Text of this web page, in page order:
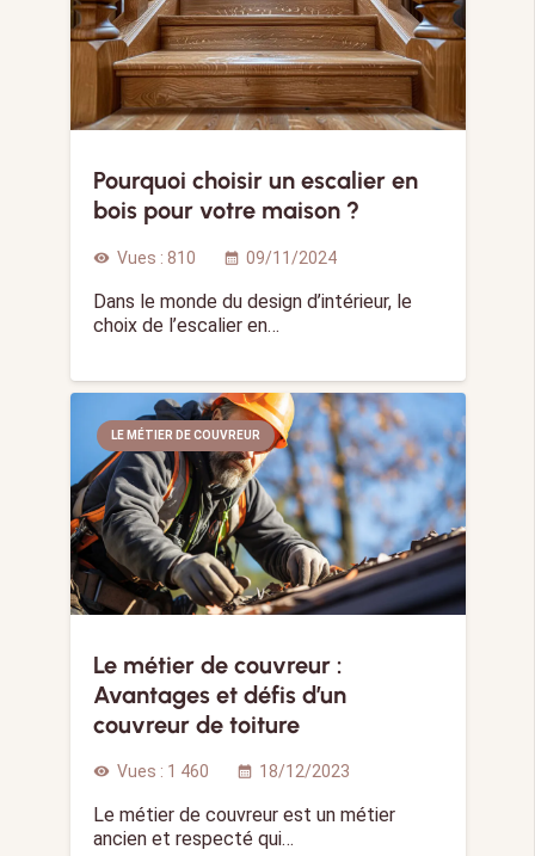
Pourquoi choisir un escalier en
bois pour votre maison ?
visibility Vues : 810 calendar_month 09/11/2024
Dans le monde du design d’intérieur, le
choix de l’escalier en…
LE MÉTIER DE COUVREUR
Le métier de couvreur :
Avantages et défis d’un
couvreur de toiture
visibility Vues : 1 460 calendar_month 18/12/2023
Le métier de couvreur est un métier
ancien et respecté qui…